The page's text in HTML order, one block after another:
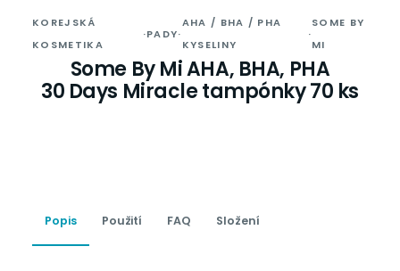
KOREJSKÁ
KOSMETIKA
·PADY·
AHA / BHA / PHA
KYSELINY
·
SOME BY
MI
Some By Mi AHA, BHA, PHA
30 Days Miracle tampónky 70 ks
Popis Použití FAQ Složení